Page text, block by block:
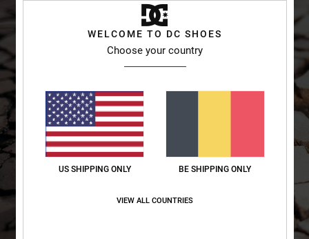
WELCOME TO DC SHOES
Choose your country
US SHIPPING ONLY BE SHIPPING ONLY
VIEW ALL COUNTRIES